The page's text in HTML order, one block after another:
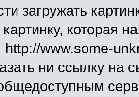
загружать
которая
http://www.some-
ни ссылку на